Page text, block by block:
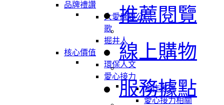
品牌禮讚
大愛感恩公司
歌
掘井人
核心價值
環保人文
愛心接力
合作夥伴
愛心接力相關
推薦閱覽
線上購物
服務據點